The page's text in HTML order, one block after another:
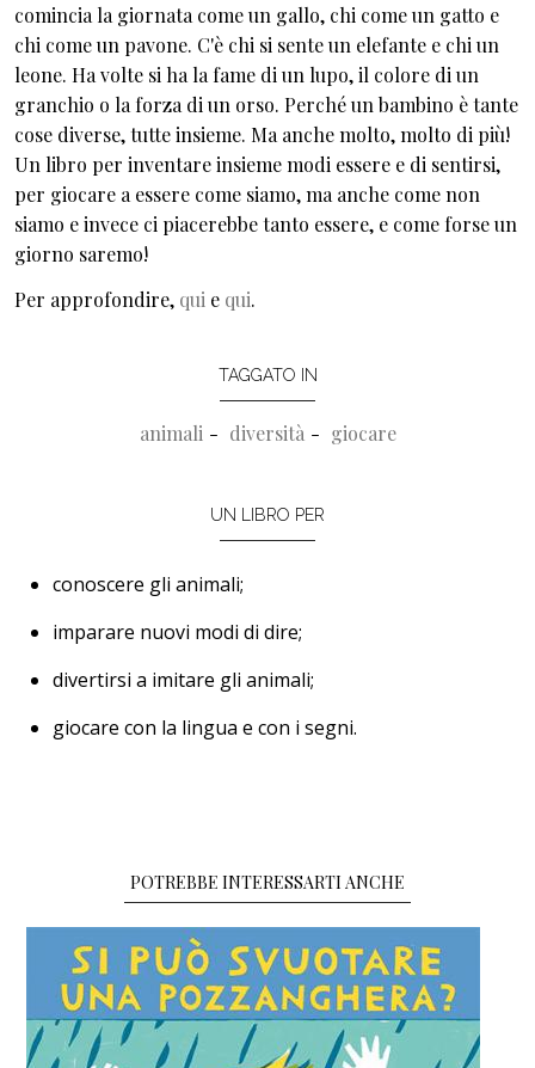
comincia la giornata come un gallo, chi come un gatto e
chi come un pavone. C'è chi si sente un elefante e chi un
leone. Ha volte si ha la fame di un lupo, il colore di un
granchio o la forza di un orso. Perché un bambino è tante
cose diverse, tutte insieme. Ma anche molto, molto di più!
Un libro per inventare insieme modi essere e di sentirsi,
per giocare a essere come siamo, ma anche come non
siamo e invece ci piacerebbe tanto essere, e come forse un
giorno saremo!
Per approfondire, qui e qui.
TAGGATO IN
animali diversità giocare
UN LIBRO PER
conoscere gli animali;
imparare nuovi modi di dire;
divertirsi a imitare gli animali;
giocare con la lingua e con i segni.
POTREBBE INTERESSARTI ANCHE